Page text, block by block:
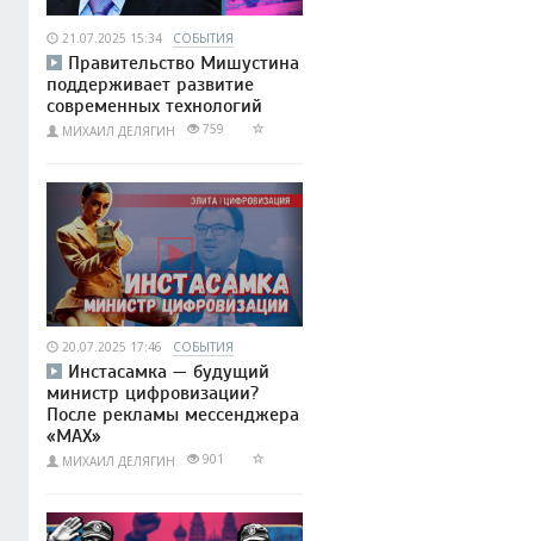
21.07.2025 15:34 СОБЫТИЯ
Правительство Мишустина
поддерживает развитие
современных технологий
МИХАИЛ ДЕЛЯГИН 759
20.07.2025 17:46 СОБЫТИЯ
Инстасамка — будущий
министр цифровизации?
После рекламы мессенджера
«MAX»
МИХАИЛ ДЕЛЯГИН 901